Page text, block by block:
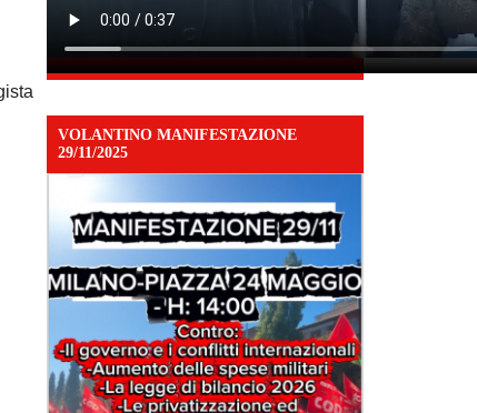
VOLANTINO MANIFESTAZIONE
29/11/2025